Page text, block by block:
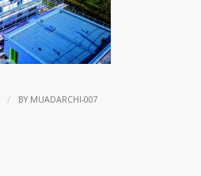
/ BY MUADARCHI-007